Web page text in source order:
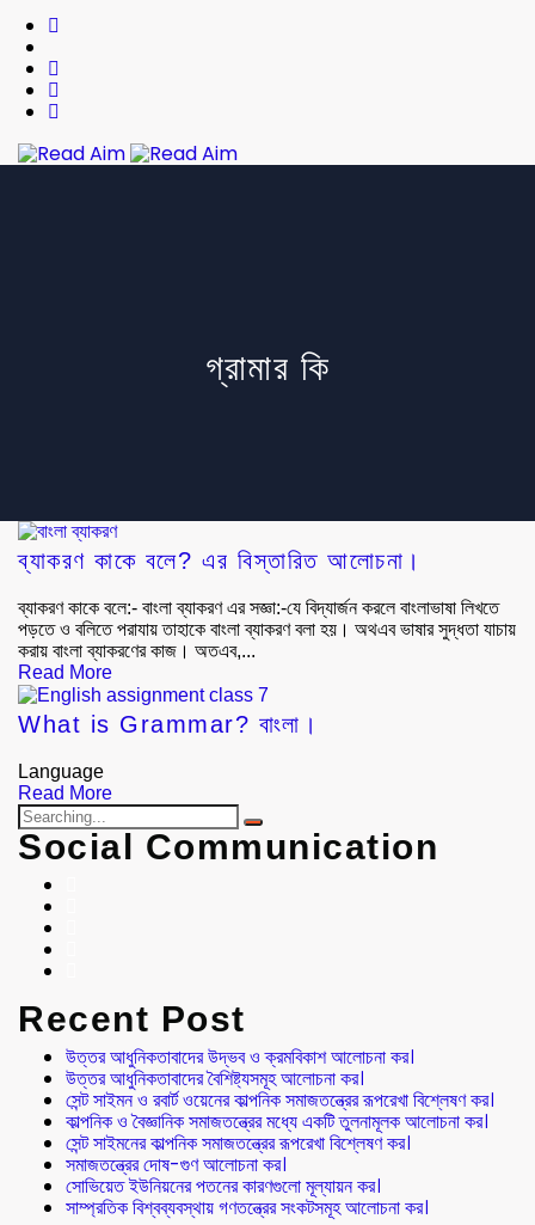
Read Aim
গ্রামার কি
ব্যাকরণ কাকে বলে? এর বিস্তারিত আলোচনা।
ব্যাকরণ কাকে বলে:- বাংলা ব্যাকরণ এর সজ্ঞা:-যে বিদ্যার্জন করলে বাংলাভাষা লিখতে
পড়তে ও বলিতে পরাযায় তাহাকে বাংলা ব্যাকরণ বলা হয়। অথএব ভাষার সুদ্ধতা যাচায়
করায় বাংলা ব্যাকরণের কাজ। অতএব,...
Read More
What is Grammar? বাংলা।
Language
Read More
Social Communication
Recent Post
উত্তর আধুনিকতাবাদের উদ্ভব ও ক্রমবিকাশ আলোচনা কর।
উত্তর আধুনিকতাবাদের বৈশিষ্ট্যসমূহ আলোচনা কর।
সেন্ট সাইমন ও রবার্ট ওয়েনের কাল্পনিক সমাজতন্ত্রের রূপরেখা বিশ্লেষণ কর।
কাল্পনিক ও বৈজ্ঞানিক সমাজতন্ত্রের মধ্যে একটি তুলনামূলক আলোচনা কর।
সেন্ট সাইমনের কাল্পনিক সমাজতন্ত্রের রূপরেখা বিশ্লেষণ কর।
সমাজতন্ত্রের দোষ-গুণ আলোচনা কর।
সোভিয়েত ইউনিয়নের পতনের কারণগুলো মূল্যায়ন কর।
সাম্প্রতিক বিশ্বব্যবস্থায় গণতন্ত্রের সংকটসমূহ আলোচনা কর।